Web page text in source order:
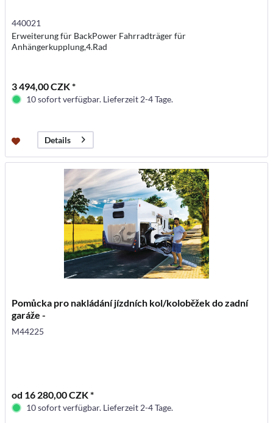
440021
Erweiterung für BackPower Fahrradträger für
Anhängerkupplung,4.Rad
3 494,00 CZK *
10 sofort verfügbar. Lieferzeit 2-4 Tage.
Details
Pomůcka pro nakládání jízdních kol/koloběžek do zadní
garáže -
M44225
od 16 280,00 CZK *
10 sofort verfügbar. Lieferzeit 2-4 Tage.